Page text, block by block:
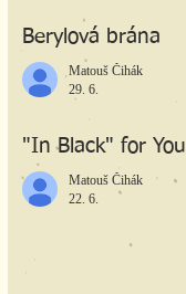
Berylová brána
Matouš Čihák
29. 6.
"In Black" for You
Matouš Čihák
22. 6.